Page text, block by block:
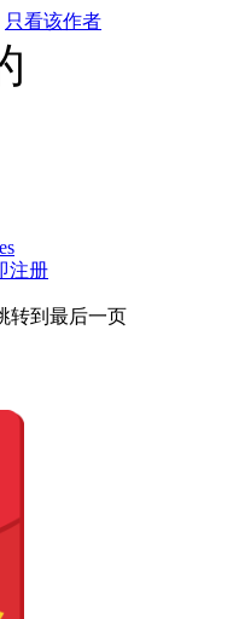
只看该作者
注册
转到最后一页